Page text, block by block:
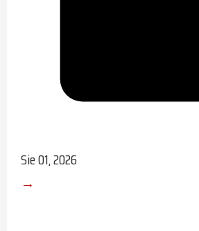
Sie 01, 2026
→